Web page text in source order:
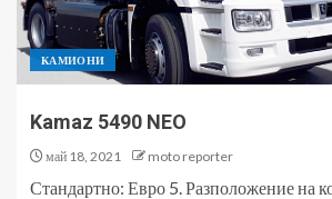
КАМИОНИ
Kamaz 5490 NEO
май 18, 2021 moto reporter
Стандартно: Евро 5. Разположение на